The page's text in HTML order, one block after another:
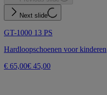
Next slide
GT-1000 13 PS
Hardloopschoenen voor kinderen
€ 65,00€ 45,00